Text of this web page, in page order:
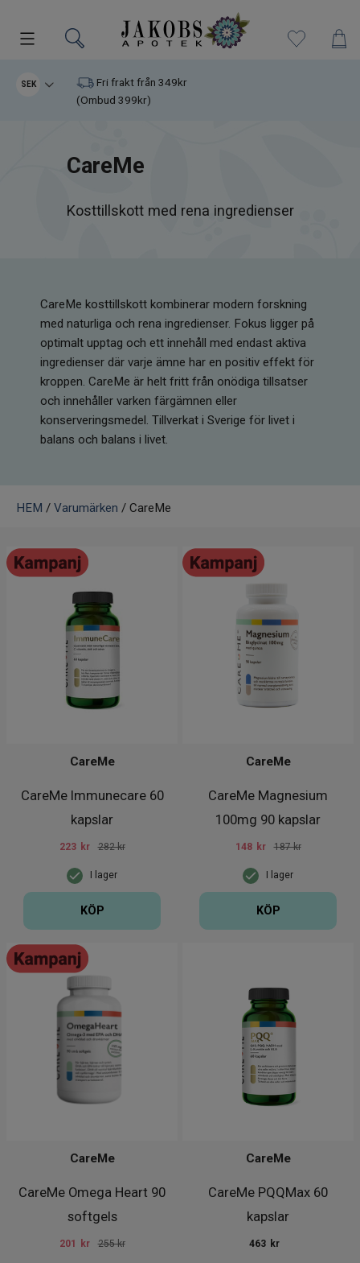
Kampanjer
Varumärken
Kosttillskott
Kristaller
Infrarött Ljus
SEK
Fri frakt från 349kr
(Ombud 399kr)
CareMe
Kosttillskott med rena ingredienser
CareMe kosttillskott kombinerar modern forskning
med naturliga och rena ingredienser. Fokus ligger på
optimalt upptag och ett innehåll med endast aktiva
ingredienser där varje ämne har en positiv effekt för
kroppen. CareMe är helt fritt från onödiga tillsatser
och innehåller varken färgämnen eller
konserveringsmedel. Tillverkat i Sverige för livet i
balans och balans i livet.
HEM / Varumärken / CareMe
CareMe Immunecare 60
kapslar
CareMe
I lager
223 kr 282 kr
KÖP
CareMe Magnesium
100mg 90 kapslar
CareMe
I lager
148 kr 187 kr
KÖP
CareMe Omega Heart 90
softgels
CareMe
201 kr 255 kr
CareMe PQQMax 60
kapslar
CareMe
463 kr